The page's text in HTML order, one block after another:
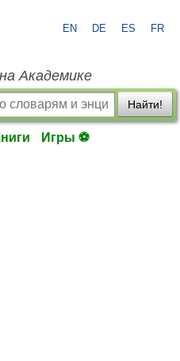
EN DE ES FR
Академике
Найти!
Игры ⚽